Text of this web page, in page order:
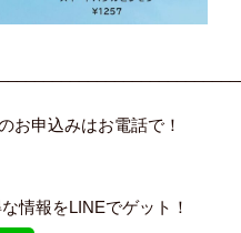
お申込みはお電話で！
情報をLINEでゲット！